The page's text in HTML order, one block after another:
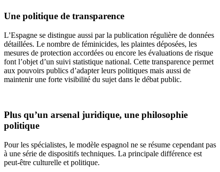
Une politique de transparence
L’Espagne se distingue aussi par la publication régulière de données
détaillées. Le nombre de féminicides, les plaintes déposées, les
mesures de protection accordées ou encore les évaluations de risque
font l’objet d’un suivi statistique national. Cette transparence permet
aux pouvoirs publics d’adapter leurs politiques mais aussi de
maintenir une forte visibilité du sujet dans le débat public.
Plus qu’un arsenal juridique, une philosophie
politique
Pour les spécialistes, le modèle espagnol ne se résume cependant pas
à une série de dispositifs techniques. La principale différence est
peut-être culturelle et politique.